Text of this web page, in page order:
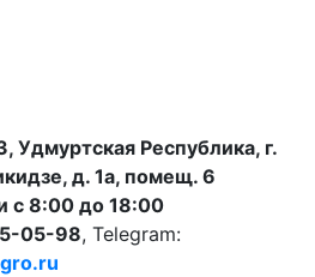
Удмуртская Республика, г.
д. 1а, помещ. 6
с 8:00 до 18:00
05-98, Telegram: